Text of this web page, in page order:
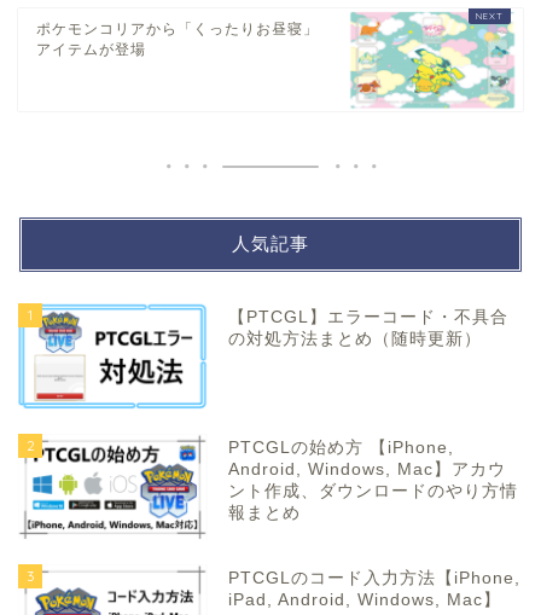
ポケモンコリアから「くったりお昼寝」
アイテムが登場
人気記事
1
【PTCGL】エラーコード・不具合
の対処方法まとめ（随時更新）
2
PTCGLの始め方 【iPhone,
Android, Windows, Mac】アカウ
ント作成、ダウンロードのやり方情
報まとめ
3
PTCGLのコード入力方法【iPhone,
iPad, Android, Windows, Mac】